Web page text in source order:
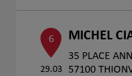
6
29.03
MICHEL
35 PLACE
57100